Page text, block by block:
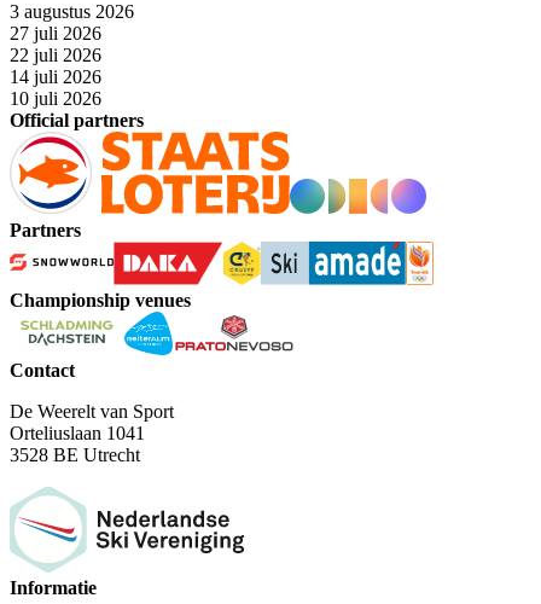
3 augustus 2026
27 juli 2026
22 juli 2026
14 juli 2026
10 juli 2026
Official partners
Partners
Championship venues
Contact
De Weerelt van Sport
Orteliuslaan 1041
3528 BE Utrecht
Informatie